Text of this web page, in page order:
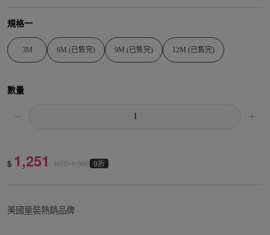
規格一
3M 6M (已售完) 9M (已售完) 12M (已售完)
數量
$ 1,251 NTD1,390 9折
美國童裝熱銷品牌